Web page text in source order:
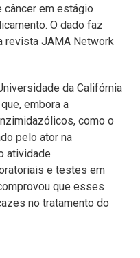
câncer em estágio
O dado faz
revista JAMA Network
da Califórnia
embora a
como o
pelo ator na
atividade
e testes em
que esses
no tratamento do